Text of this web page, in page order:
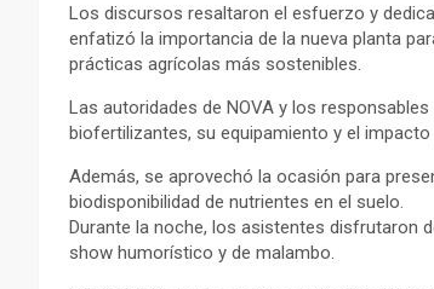
Los discursos resaltaron el esfuerzo y
enfatizó la importancia de la nueva planta
prácticas agrícolas más sostenibles.
Las autoridades de NOVA y los
biofertilizantes, su equipamiento y el
Además, se aprovechó la ocasión para
biodisponibilidad de nutrientes en el suelo.
Durante la noche, los asistentes disfrutaron
show humorístico y de malambo.